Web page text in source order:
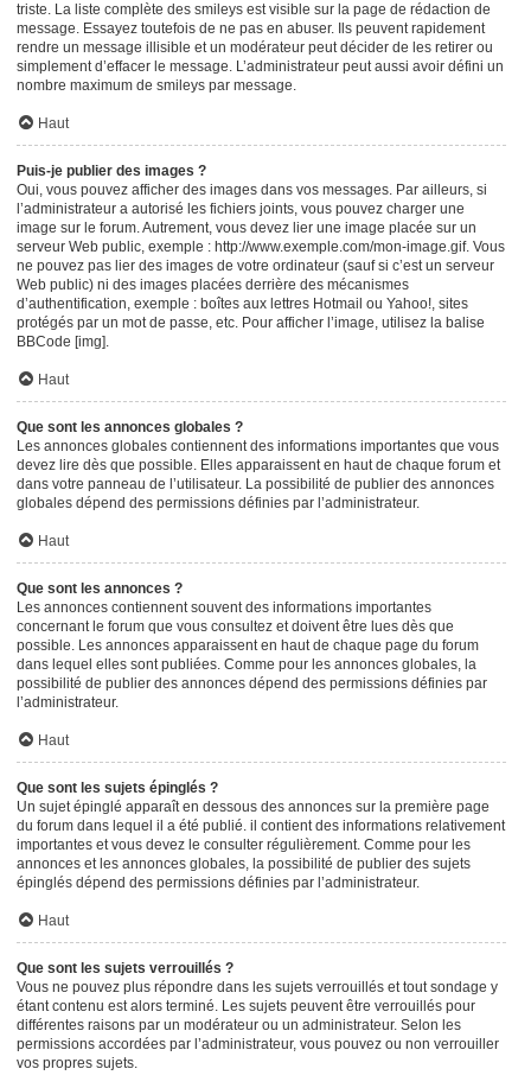
triste. La liste complète des smileys est visible sur la page de rédaction de
message. Essayez toutefois de ne pas en abuser. Ils peuvent rapidement
rendre un message illisible et un modérateur peut décider de les retirer ou
simplement d’effacer le message. L’administrateur peut aussi avoir défini un
nombre maximum de smileys par message.
Haut
Puis-je publier des images ?
Oui, vous pouvez afficher des images dans vos messages. Par ailleurs, si
l’administrateur a autorisé les fichiers joints, vous pouvez charger une
image sur le forum. Autrement, vous devez lier une image placée sur un
serveur Web public, exemple : http://www.exemple.com/mon-image.gif. Vous
ne pouvez pas lier des images de votre ordinateur (sauf si c’est un serveur
Web public) ni des images placées derrière des mécanismes
d’authentification, exemple : boîtes aux lettres Hotmail ou Yahoo!, sites
protégés par un mot de passe, etc. Pour afficher l’image, utilisez la balise
BBCode [img].
Haut
Que sont les annonces globales ?
Les annonces globales contiennent des informations importantes que vous
devez lire dès que possible. Elles apparaissent en haut de chaque forum et
dans votre panneau de l’utilisateur. La possibilité de publier des annonces
globales dépend des permissions définies par l’administrateur.
Haut
Que sont les annonces ?
Les annonces contiennent souvent des informations importantes
concernant le forum que vous consultez et doivent être lues dès que
possible. Les annonces apparaissent en haut de chaque page du forum
dans lequel elles sont publiées. Comme pour les annonces globales, la
possibilité de publier des annonces dépend des permissions définies par
l’administrateur.
Haut
Que sont les sujets épinglés ?
Un sujet épinglé apparaît en dessous des annonces sur la première page
du forum dans lequel il a été publié. il contient des informations relativement
importantes et vous devez le consulter régulièrement. Comme pour les
annonces et les annonces globales, la possibilité de publier des sujets
épinglés dépend des permissions définies par l’administrateur.
Haut
Que sont les sujets verrouillés ?
Vous ne pouvez plus répondre dans les sujets verrouillés et tout sondage y
étant contenu est alors terminé. Les sujets peuvent être verrouillés pour
différentes raisons par un modérateur ou un administrateur. Selon les
permissions accordées par l’administrateur, vous pouvez ou non verrouiller
vos propres sujets.